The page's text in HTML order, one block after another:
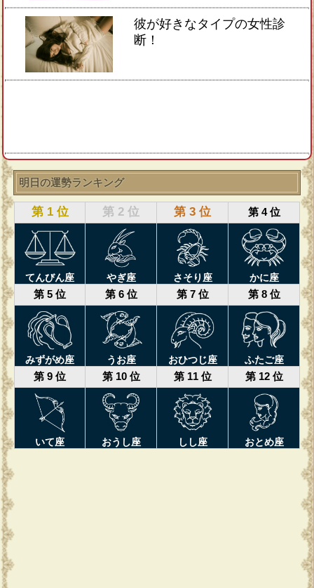
彼が好きなタイプの女性診
断！
明日の運勢ランキング
第 1 位 第 2 位 第 3 位 第 4 位
てんびん座 やぎ座 さそり座 かに座
第 5 位 第 6 位 第 7 位 第 8 位
みずがめ座 うお座 おひつじ座 ふたご座
第 9 位 第 10 位 第 11 位 第 12 位
いて座 おうし座 しし座 おとめ座